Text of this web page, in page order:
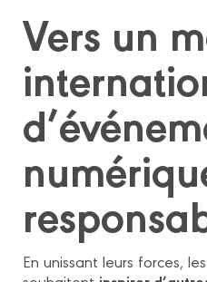
Vers un
En unissant leurs forces,